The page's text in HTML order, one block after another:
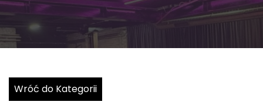
Wróć do Kategorii